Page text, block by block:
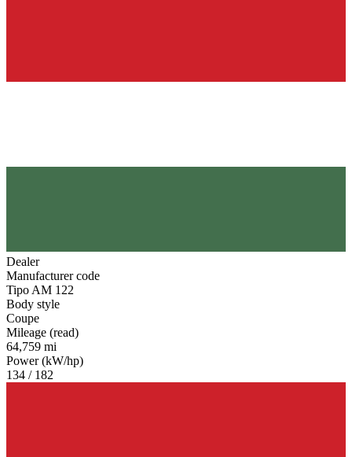
Dealer
Manufacturer code
Tipo AM 122
Body style
Coupe
Mileage (read)
64,759 mi
Power (kW/hp)
134 / 182